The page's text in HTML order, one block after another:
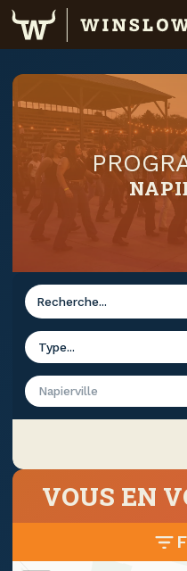
Type...
Napierville
VOUS EN